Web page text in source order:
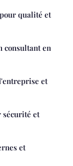
qualité et
consultant en
et
sécurité et
et